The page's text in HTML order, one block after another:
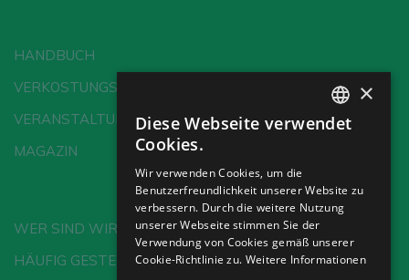
HANDBUCH
VERKOSTUNGSSCHULE
VERANSTALTUNGEN
MAGAZIN
WER SIND WIR?
HÄUFIG GESTELLTE FRAGEN
SPANISH
GERMAN
×
Diese Webseite verwendet
Cookies.
Wir verwenden Cookies, um die
Benutzerfreundlichkeit unserer Website zu
verbessern. Durch die weitere Nutzung
unserer Webseite stimmen Sie der
Verwendung von Cookies gemäß unserer
Cookie-Richtlinie zu. Weitere Informationen